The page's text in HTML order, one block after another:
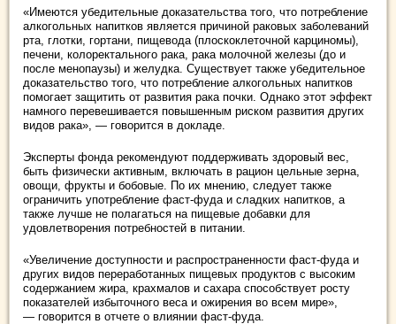
«Имеются убедительные доказательства того, что потребление
алкогольных напитков является причиной раковых заболеваний
рта, глотки, гортани, пищевода (плоскоклеточной карциномы),
печени, колоректального рака, рака молочной железы (до и
после менопаузы) и желудка. Существует также убедительное
доказательство того, что потребление алкогольных напитков
помогает защитить от развития рака почки. Однако этот эффект
намного перевешивается повышенным риском развития других
видов рака», — говорится в докладе.
Эксперты фонда рекомендуют поддерживать здоровый вес,
быть физически активным, включать в рацион цельные зерна,
овощи, фрукты и бобовые. По их мнению, следует также
ограничить употребление фаст-фуда и сладких напитков, а
также лучше не полагаться на пищевые добавки для
удовлетворения потребностей в питании.
«Увеличение доступности и распространенности фаст-фуда и
других видов переработанных пищевых продуктов с высоким
содержанием жира, крахмалов и сахара способствует росту
показателей избыточного веса и ожирения во всем мире»,
— говорится в отчете о влиянии фаст-фуда.